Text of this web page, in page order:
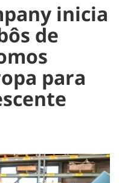
inicia
de
para